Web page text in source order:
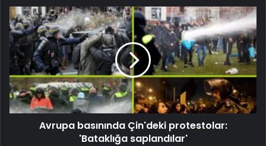
Avrupa basınında Çin'deki protestolar:
'Bataklığa saplandılar'